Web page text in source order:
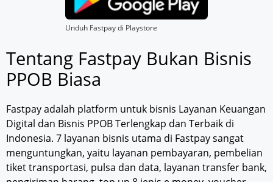
Unduh Fastpay di Playstore
Tentang Fastpay Bukan Bisnis
PPOB Biasa
Fastpay adalah platform untuk bisnis Layanan Keuangan
Digital dan Bisnis PPOB Terlengkap dan Terbaik di
Indonesia. 7 layanan bisnis utama di Fastpay sangat
menguntungkan, yaitu layanan pembayaran, pembelian
tiket transportasi, pulsa dan data, layanan transfer bank,